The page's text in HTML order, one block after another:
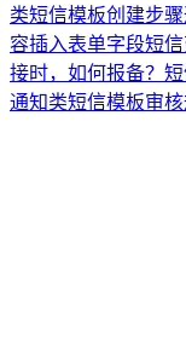
类短信模板创建步骤
容插入表单字段短
接时，如何报备？
通知类短信模板审